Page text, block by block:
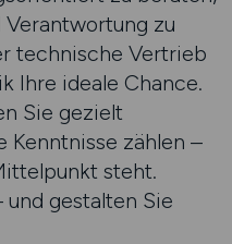
zu
technische Vertrieb
Ihre ideale Chance.
Sie gezielt
Kenntnisse zählen –
steht.
gestalten Sie